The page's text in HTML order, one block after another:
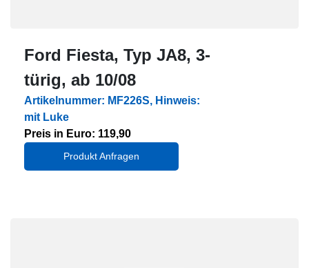
Ford Fiesta, Typ JA8, 3-
türig, ab 10/08
Artikelnummer: MF226S, Hinweis:
mit Luke
Preis in Euro: 119,90
Produkt Anfragen